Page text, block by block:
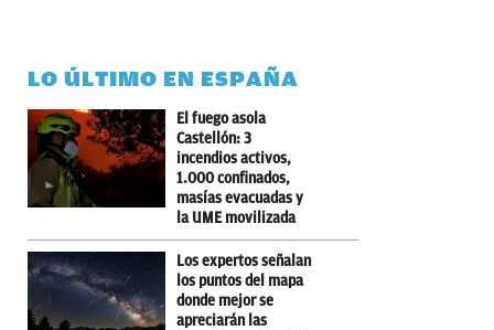
LO ÚLTIMO EN ESPAÑA
El fuego asola
Castellón: 3
incendios activos,
1.000 confinados,
masías evacuadas y
la UME movilizada
Los expertos señalan
los puntos del mapa
donde mejor se
apreciarán las